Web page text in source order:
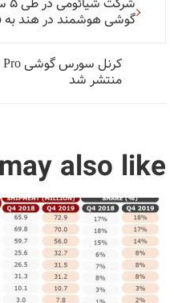
صقحه
بندی
مطلب
گوشی هوشمند در هند
منتشر شد
also like